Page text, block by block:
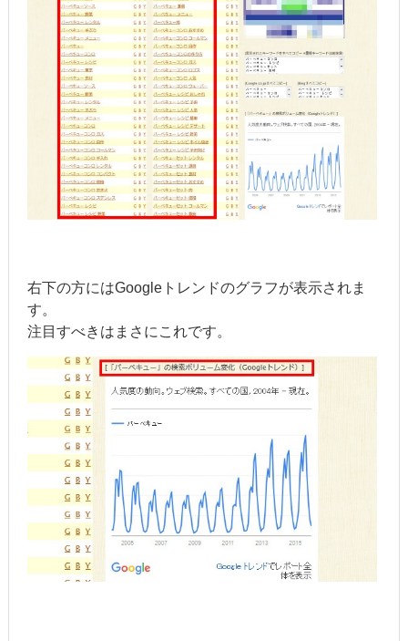
右下の方にはGoogleトレンドのグラフが表示されま
す。
注目すべきはまさにこれです。